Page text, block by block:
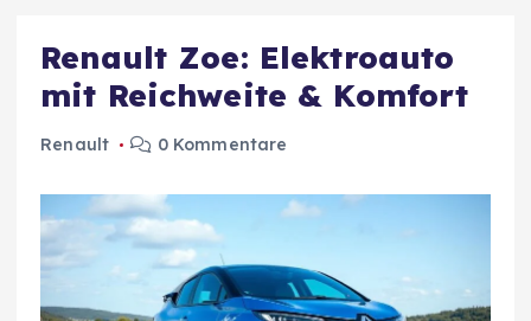
Renault Zoe: Elektroauto
mit Reichweite & Komfort
Renault 0 Kommentare